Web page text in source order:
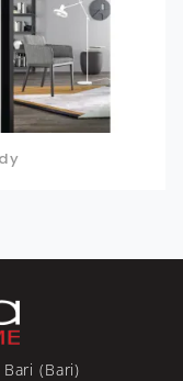
(Bari)